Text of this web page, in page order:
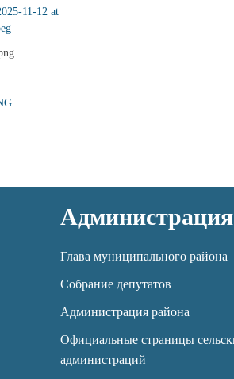
Администрация
Глава муниципального района
Собрание депутатов
Администрация района
Официальные страницы
администраций